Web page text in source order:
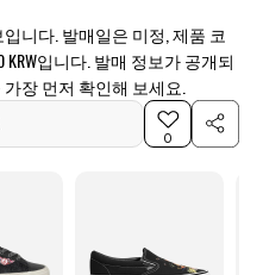
니다. 발매일은 미정, 제품 코
KRW입니다. 발매 정보가 공개되
장 먼저 확인해 보세요.
0